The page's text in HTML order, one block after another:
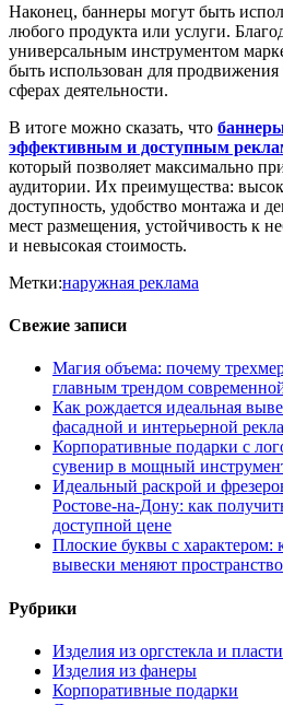
Наконец, баннеры могут быть
любого продукта или услуги.
универсальным инструментом
быть использован для
сферах деятельности.
В итоге можно сказать, что
эффективным и доступным
который позволяет максимально
аудитории. Их преимущества:
доступность, удобство монтажа и
мест размещения, устойчивость к
и невысокая стоимость.
Метки:наружная реклама
Свежие записи
Магия объема: почему
главным трендом
Как рождается идеальная
фасадной и интерьерной
Корпоративные подарки с
сувенир в мощный
Идеальный раскрой и
Ростове-на-Дону: как
доступной цене
Плоские буквы с характером:
вывески меняют пространство
Рубрики
Изделия из оргстекла и
Изделия из фанеры
Корпоративные подарки